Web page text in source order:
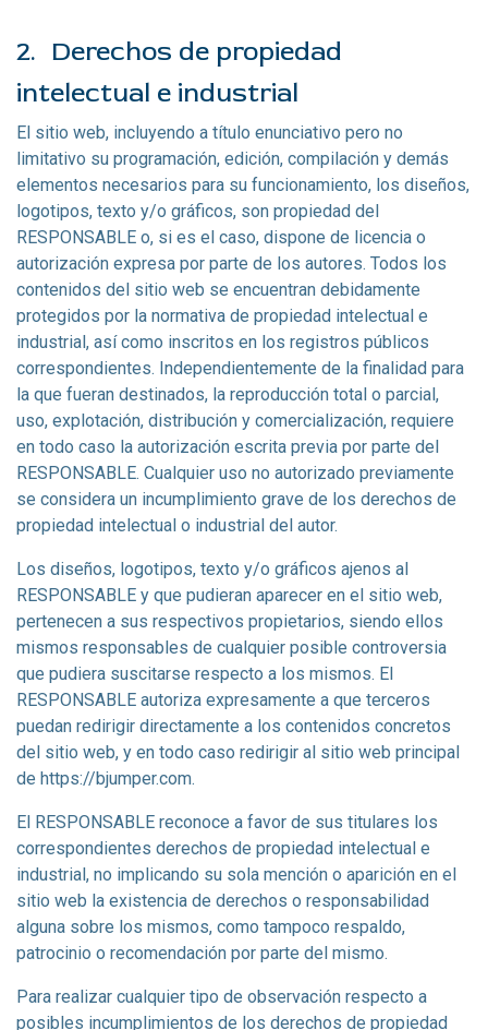
2. Derechos de propiedad
intelectual e industrial
El sitio web, incluyendo a título enunciativo pero no
limitativo su programación, edición, compilación y demás
elementos necesarios para su funcionamiento, los diseños,
logotipos, texto y/o gráficos, son propiedad del
RESPONSABLE o, si es el caso, dispone de licencia o
autorización expresa por parte de los autores. Todos los
contenidos del sitio web se encuentran debidamente
protegidos por la normativa de propiedad intelectual e
industrial, así como inscritos en los registros públicos
correspondientes. Independientemente de la finalidad para
la que fueran destinados, la reproducción total o parcial,
uso, explotación, distribución y comercialización, requiere
en todo caso la autorización escrita previa por parte del
RESPONSABLE. Cualquier uso no autorizado previamente
se considera un incumplimiento grave de los derechos de
propiedad intelectual o industrial del autor.
Los diseños, logotipos, texto y/o gráficos ajenos al
RESPONSABLE y que pudieran aparecer en el sitio web,
pertenecen a sus respectivos propietarios, siendo ellos
mismos responsables de cualquier posible controversia
que pudiera suscitarse respecto a los mismos. El
RESPONSABLE autoriza expresamente a que terceros
puedan redirigir directamente a los contenidos concretos
del sitio web, y en todo caso redirigir al sitio web principal
de https://bjumper.com.
El RESPONSABLE reconoce a favor de sus titulares los
correspondientes derechos de propiedad intelectual e
industrial, no implicando su sola mención o aparición en el
sitio web la existencia de derechos o responsabilidad
alguna sobre los mismos, como tampoco respaldo,
patrocinio o recomendación por parte del mismo.
Para realizar cualquier tipo de observación respecto a
posibles incumplimientos de los derechos de propiedad